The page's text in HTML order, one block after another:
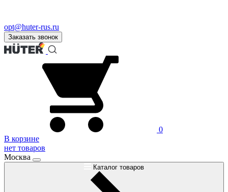
opt@huter-rus.ru
Заказать звонок
0
В корзине
нет товаров
Москва
Каталог товаров